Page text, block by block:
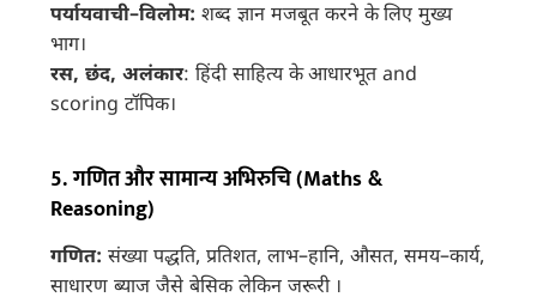
पर्यायवाची–विलोम: शब्द ज्ञान मजबूत करने के लिए मुख्य
भाग।
रस, छंद, अलंकार: हिंदी साहित्य के आधारभूत and
scoring टॉपिक।
5. गणित और सामान्य अभिरुचि (Maths &
Reasoning)
गणित: संख्या पद्धति, प्रतिशत, लाभ–हानि, औसत, समय–कार्य,
साधारण ब्याज जैसे बेसिक लेकिन जरूरी ।